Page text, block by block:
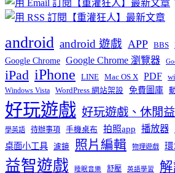
android android 遊戲 APP BBS
Google Chrome Google Chrome 瀏覽器
iPad iPhone LINE Mac OS X PDF
Windows Vista WordPress 網站架設 免費圖庫
好玩遊戲 好玩遊戲、休閒
學英語 待辦事項 手機桌布 拍照app 播放器
桌面小工具 濾鏡 照片編輯 物理遊戲
益智遊戲 睡眠音樂 舒壓 英語學習